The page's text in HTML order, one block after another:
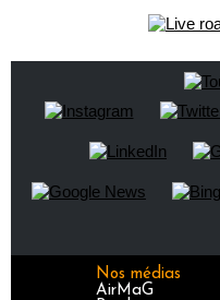
Nos médias
AirMaG